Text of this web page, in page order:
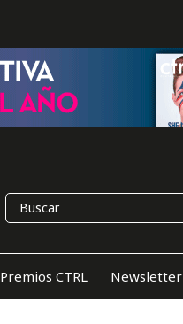
Premios CTRL Newsletter